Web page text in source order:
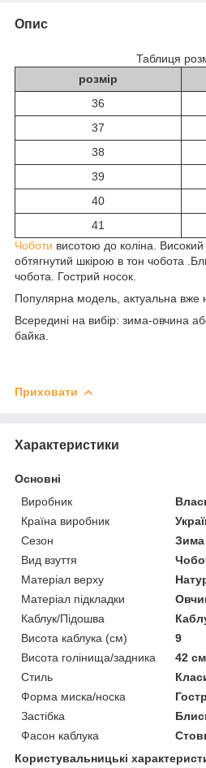
Опис
Таблиця
розмір
36
37
38
39
40
41
Чоботи висотою до коліна.
обтягнутий шкірою в тон чобота
чобота. Гострий носок.
Популярна модель, актуальна вже
Всередині на вибір: зима-овчина
байка.
Приховати
Характеристики
Основні
Виробник
Країна виробник
Сезон
Зима
Вид взуття
Матеріал верху
Матеріал підкладки
Каблук/Підошва
Висота каблука (см)
9
Висота голінища/задника
42 см
Стиль
Форма миска/носка
Застібка
Фасон каблука
Користувальницькі